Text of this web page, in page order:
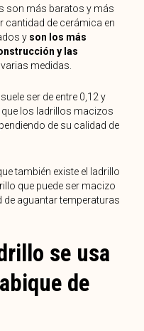
son más baratos y más
cantidad de cerámica en
y son los más
y las
medidas.
ser de entre 0,12 y
los ladrillos macizos
de su calidad de
también existe el ladrillo
que puede ser macizo
de aguantar temperaturas
se usa
de